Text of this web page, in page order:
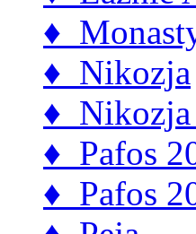
♦
♦ Nikozja
♦ Nikozja
♦ Pafos
♦ Pafos